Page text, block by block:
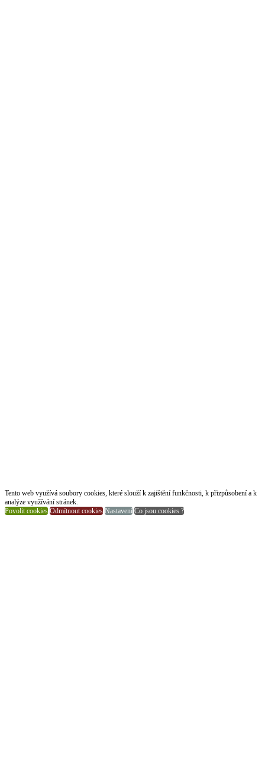
Tento web využívá soubory cookies, které slouží k zajištění funkčnosti, k přizpůsobení a k
analýze využívání stránek.
Povolit cookies Odmítnout cookies Nastavení Co jsou cookies ?